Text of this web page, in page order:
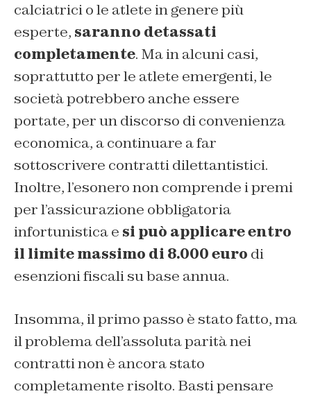
calciatrici o le atlete in genere più
esperte, saranno detassati
completamente. Ma in alcuni casi,
soprattutto per le atlete emergenti, le
società potrebbero anche essere
portate, per un discorso di convenienza
economica, a continuare a far
sottoscrivere contratti dilettantistici.
Inoltre, l’esonero non comprende i premi
per l’assicurazione obbligatoria
infortunistica e si può applicare entro
il limite massimo di 8.000 euro di
esenzioni fiscali su base annua.
Insomma, il primo passo è stato fatto, ma
il problema dell’assoluta parità nei
contratti non è ancora stato
completamente risolto. Basti pensare